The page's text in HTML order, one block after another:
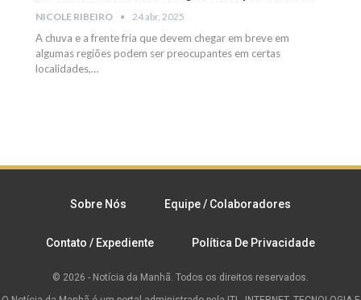
NICOLE RIBEIRO 24 abr, 2025
A chuva e a frente fria que devem chegar em breve em
algumas regiões podem ser preocupantes em certas
localidades,…
Sobre Nós Equipe / Colaboradores
Contato / Expediente Política De Privacidade
© 2026 - Notícia da Manhã. Todos os direitos reservados.